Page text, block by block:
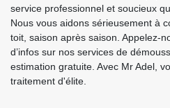
service professionnel et soucieux
Nous vous aidons sérieusement à
toit, saison après saison. Appelez-
d’infos sur nos services de
estimation gratuite. Avec Mr Adel,
traitement d'élite.